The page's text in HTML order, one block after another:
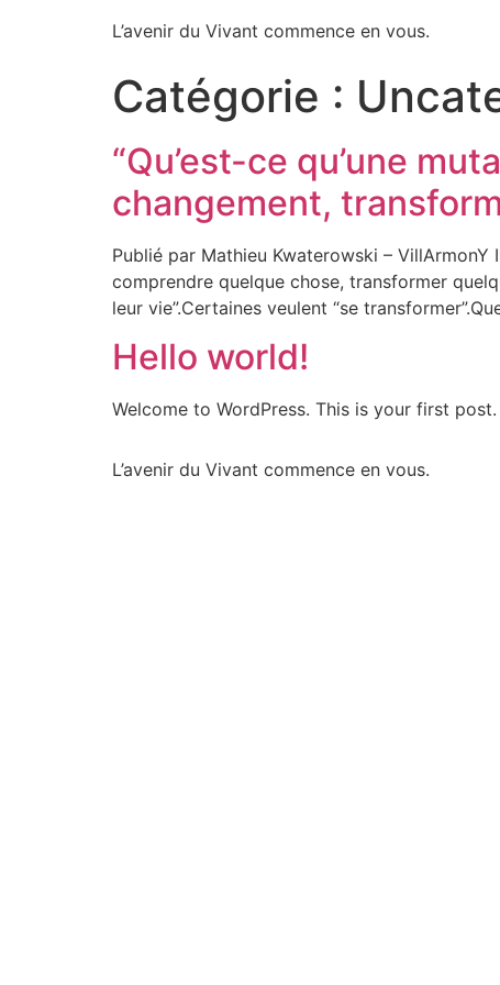
L’avenir du Vivant commence en vous.
Catégorie :
“Qu’est-ce qu’une
changement,
Publié par Mathieu Kwaterowski –
comprendre quelque chose, transformer
leur vie”.Certaines veulent “se
Hello world!
Welcome to WordPress. This is your first
L’avenir du Vivant commence en vous.